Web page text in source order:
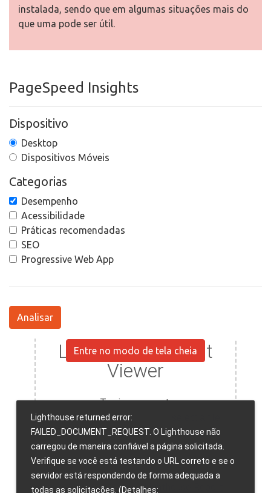
instalada, sendo que em algumas situações mais do
que uma pode ser útil.
PageSpeed Insights
Dispositivo
Desktop
Dispositivos Móveis
Categorias
Desempenho
Acessibilidade
Práticas recomendadas
SEO
Progressive Web App
Analisar
Entre no modo de tela cheia